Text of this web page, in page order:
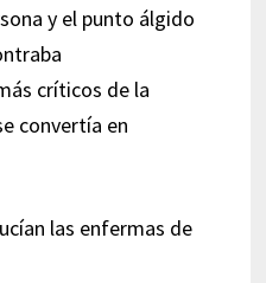
y el punto álgido
críticos de la
convertía en
las enfermas de